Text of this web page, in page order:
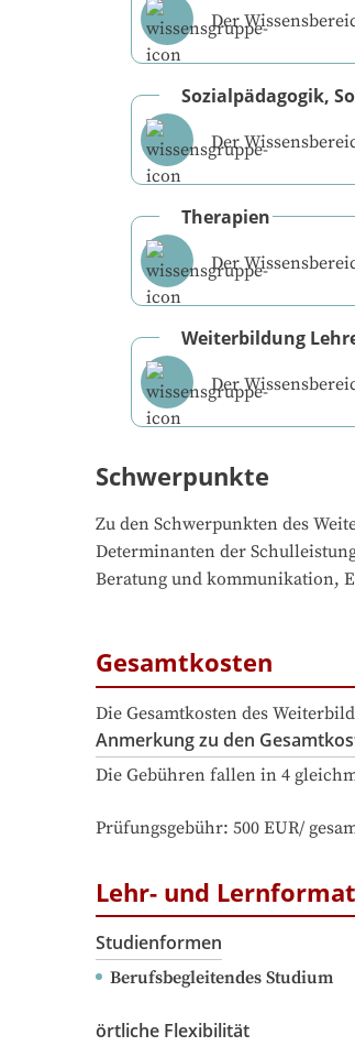
Der
Sozialpädagogik,
Der
Therapien
Der
Weiterbildung
Der
Schwerpunkte
Zu den Schwerpunkten des
Determinanten der
Beratung und kommunikation,
Gesamtkosten
Die Gesamtkosten des
Anmerkung zu den
Die Gebühren fallen in 4
Prüfungsgebühr: 500 EUR/
Lehr- und
Studienformen
Berufsbegleitendes Studium
örtliche Flexibilität